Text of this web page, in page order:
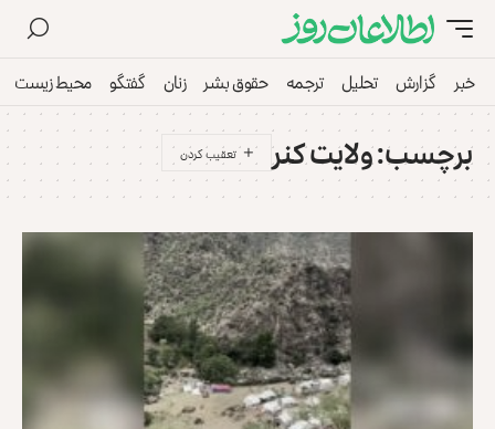
خبر گزارش تحلیل ترجمه حقوق بشر زنان گفتگو محیط زیست
برچسب:ولایت کنر